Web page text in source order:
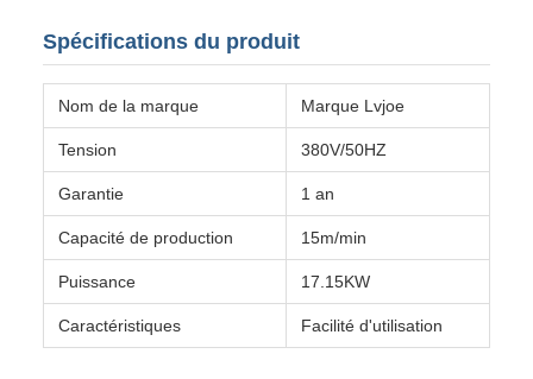
Spécifications du produit
Nom de la marque Marque Lvjoe
Tension 380V/50HZ
Garantie 1 an
Capacité de production 15m/min
Puissance 17.15KW
Caractéristiques Facilité d'utilisation